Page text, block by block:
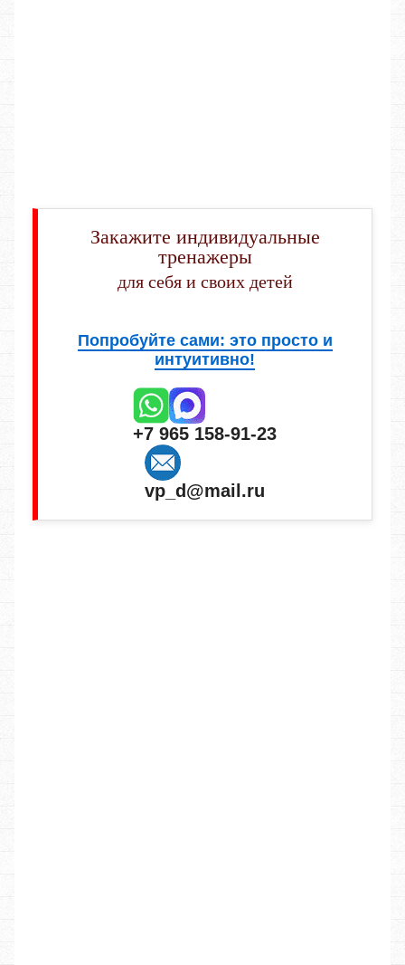
Закажите индивидуальные
тренажеры
для себя и своих детей
Попробуйте сами: это просто и
интуитивно!
+7 965 158-91-23
vp_d@mail.ru